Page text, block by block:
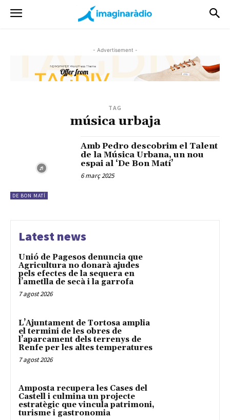
- Advertisement -
TAG
música urbaja
DE BON MATÍ
Amb Pedro descobrim el Talent
de la Música Urbana, un nou
espai al ‘De Bon Matí’
6 març 2025
Latest news
Unió de Pagesos denuncia que
Agricultura no donarà ajudes
pels efectes de la sequera en
l’ametlla de secà i la garrofa
7 agost 2026
L’Ajuntament de Tortosa amplia
el termini de les obres de
l’aparcament dels terrenys de
Renfe per les altes temperatures
7 agost 2026
Amposta recupera les Cases del
Castell i culmina un projecte
estratègic que vincula patrimoni,
turisme i gastronomia